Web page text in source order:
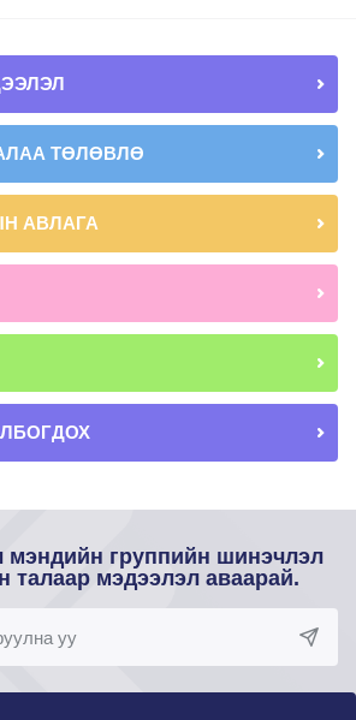
ТӨЛӨВЛӨ
АВЛАГА
группийн шинэчлэл
талаар мэдээлэл аваарай.